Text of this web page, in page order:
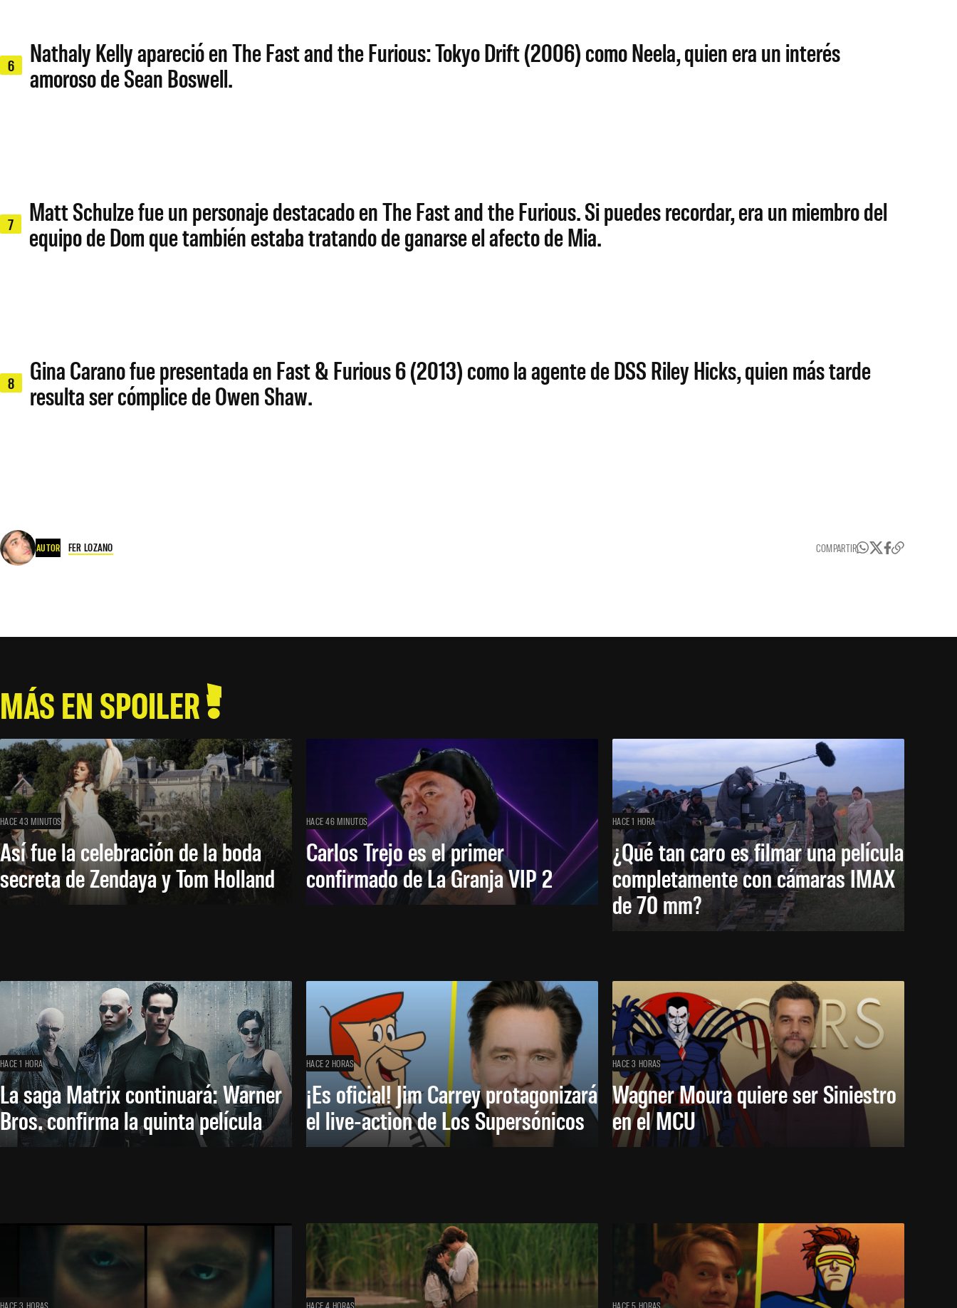
6
Nathaly Kelly apareció en The Fast and the Furious: Tokyo Drift (2006) como Neela, quien era un interés
amoroso de Sean Boswell.
7
Matt Schulze fue un personaje destacado en The Fast and the Furious. Si puedes recordar, era un miembro del
equipo de Dom que también estaba tratando de ganarse el afecto de Mia.
8
Gina Carano fue presentada en Fast & Furious 6 (2013) como la agente de DSS Riley Hicks, quien más tarde
resulta ser cómplice de Owen Shaw.
AUTOR FER LOZANO COMPARTIR
MÁS EN SPOILER
HACE 43 MINUTOS
Así fue la celebración de la boda
secreta de Zendaya y Tom Holland
HACE 46 MINUTOS
Carlos Trejo es el primer
confirmado de La Granja VIP 2
HACE 1 HORA
¿Qué tan caro es filmar una película
completamente con cámaras IMAX
de 70 mm?
HACE 1 HORA
La saga Matrix continuará: Warner
Bros. confirma la quinta película
HACE 2 HORAS
¡Es oficial! Jim Carrey protagonizará
el live-action de Los Supersónicos
HACE 3 HORAS
Wagner Moura quiere ser Siniestro
en el MCU
HACE 3 HORAS HACE 4 HORAS HACE 5 HORAS